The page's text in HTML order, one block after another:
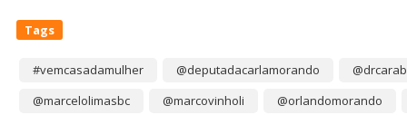
Tags
#vemcasadamulher @deputadacarlamorando
@marcelolimasbc
@marcovinholi
@orlandomorando